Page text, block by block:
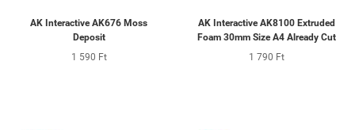
AK Interactive AK676 Moss
Deposit
1 590 Ft
AK Interactive AK8100 Extruded
Foam 30mm Size A4 Already Cut
1 790 Ft